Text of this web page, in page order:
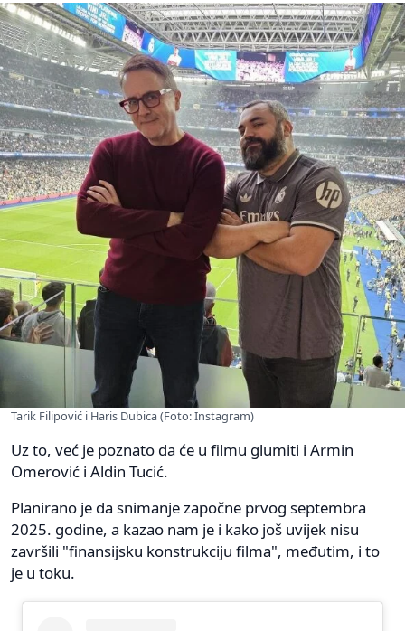
Tarik Filipović i Haris Dubica (Foto: Instagram)
Uz to, već je poznato da će u filmu glumiti i Armin
Omerović i Aldin Tucić.
Planirano je da snimanje započne prvog septembra
2025. godine, a kazao nam je i kako još uvijek nisu
završili "finansijsku konstrukciju filma", međutim, i to
je u toku.